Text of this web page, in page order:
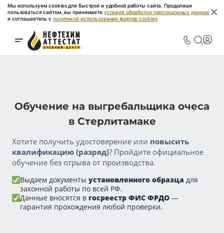
Мы используем cookies для быстрой и удобной работы сайта. Продолжая
пользоваться сайтом, вы принимаете условия обработки персональных данных
и соглашаетесь с политикой использования файлов cookies
Обучение на выгребальщика очеса
в Стерлитамаке
Хотите получить удостоверение или повысить
квалификацию (разряд)? Пройдите официальное
обучение без отрыва от производства.
Выдаем документы установленного образца для
законной работы по всей РФ.
Данные вносятся в госреестр ФИС ФРДО —
гарантия прохождения любой проверки.